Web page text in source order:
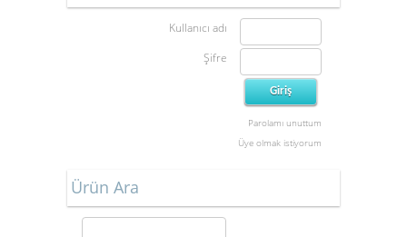
Kullanıcı adı
Şifre
Parolamı unuttum
Üye olmak istiyorum
Ürün Ara